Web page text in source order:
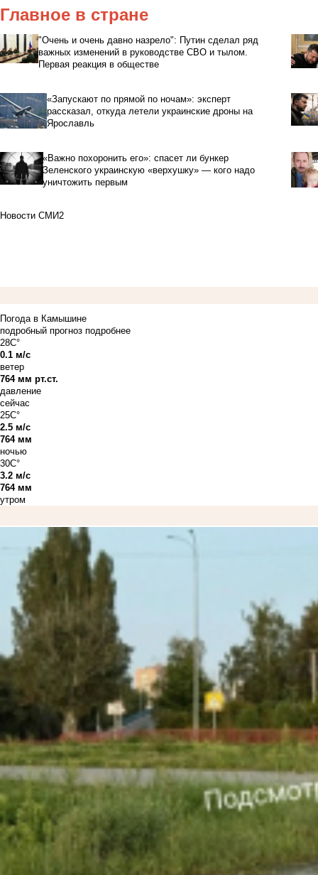
Главное в стране
"Очень и очень давно назрело": Путин сделал ряд
важных изменений в руководстве СВО и тылом.
Первая реакция в обществе
«Запускают по прямой по ночам»: эксперт
рассказал, откуда летели украинские дроны на
Ярославль
«Важно похоронить его»: спасет ли бункер
Зеленского украинскую «верхушку» — кого надо
уничтожить первым
Новости СМИ2
Погода в Камышине
подробный прогноз подробнее
28C°
0.1 м/с
ветер
764 мм рт.ст.
давление
сейчас
25C°
2.5 м/с
764 мм
ночью
30C°
3.2 м/с
764 мм
утром